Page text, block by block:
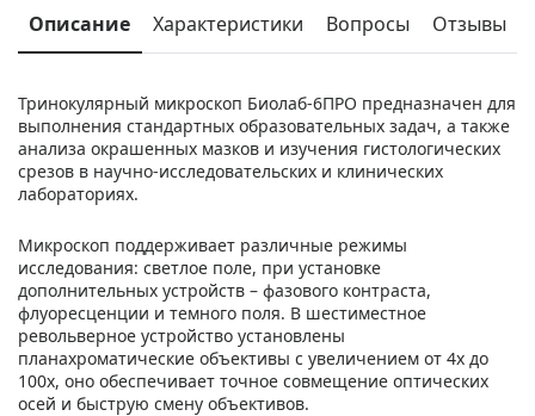
Описание Характеристики Вопросы Отзывы
Тринокулярный микроскоп Биолаб‑6ПРО предназначен для
выполнения стандартных образовательных задач, а также
анализа окрашенных мазков и изучения гистологических
срезов в научно-исследовательских и клинических
лабораториях.
Микроскоп поддерживает различные режимы
исследования: светлое поле, при установке
дополнительных устройств – фазового контраста,
флуоресценции и темного поля. В шестиместное
револьверное устройство установлены
планахроматические объективы с увеличением от 4x до
100x, оно обеспечивает точное совмещение оптических
осей и быструю смену объективов.